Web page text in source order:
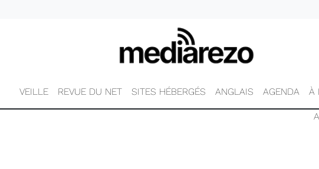
VEILLE REVUE DU NET SITES HÉBERGÉS ANGLAIS AGENDA À